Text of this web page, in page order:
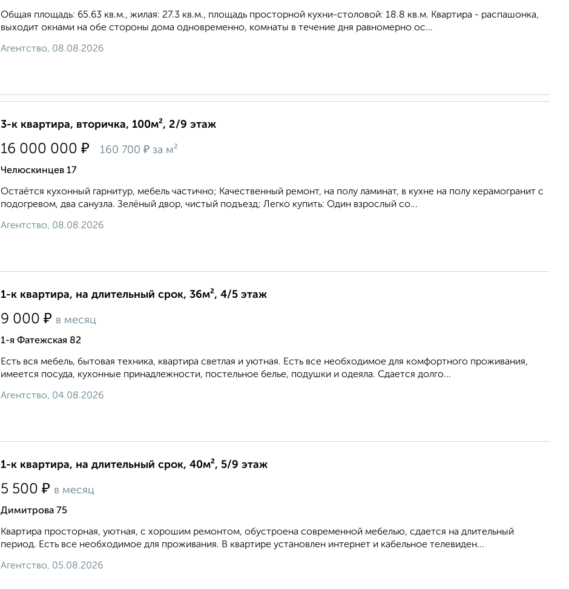
Общая площадь: 65.63 кв.м., жилая: 27.3 кв.м., площадь просторной кухни-столовой: 18.8 кв.м. Квартира - распашонка,
выxoдит oкнaми нa oбe cтopoны дoмa oднoвpeмeннo, комнаты в течение дня равномерно ос...
Агентство, 08.08.2026
3-к квартира, вторичка, 100м², 2/9 этаж
16 000 000 ₽ 160 700 ₽ за м²
Челюскинцев 17
Остаётся кухонный гарнитур, мебель частично; Качественный ремонт, на полу ламинат, в кухне на полу керамогранит с
подогревом, два санузла. Зелёный двор, чистый подъезд; Легко купить: Один взрослый со...
Агентство, 08.08.2026
1-к квартира, на длительный срок, 36м², 4/5 этаж
9 000 ₽ в месяц
1-я Фатежская 82
Есть вся мебель, бытовая техника, квартира светлая и уютная. Есть все необходимое для комфортного проживания,
имеется посуда, кухонные принадлежности, постельное белье, подушки и одеяла. Сдается долго...
Агентство, 04.08.2026
1-к квартира, на длительный срок, 40м², 5/9 этаж
5 500 ₽ в месяц
Димитрова 75
Квартира просторная, уютная, с хорошим ремонтом, обустроена современной мебелью, сдается на длительный
период. Есть все необходимое для проживания. В квартире установлен интернет и кабельное телевиден...
Агентство, 05.08.2026